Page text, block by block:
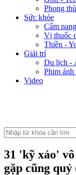
Phong
Sức khỏe
Cẩm
Vị thuốc
Thiền -
Giải trí
Du lịch -
Phim
Video
31 'kỹ xảo'
gặp cũng quý